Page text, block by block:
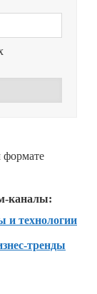
формате
каналы:
и технологии
тренды